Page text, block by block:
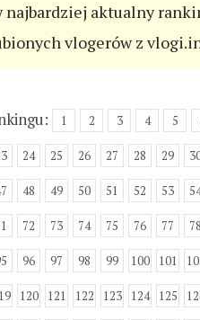
aktualny
vlogerów z
1 2 3 4 5
24 25 26 27 28 29
48 49 50 51 52 53
72 73 74 75 76 77 78
96 97 98 99 100 101
120 121 122 123 124 125